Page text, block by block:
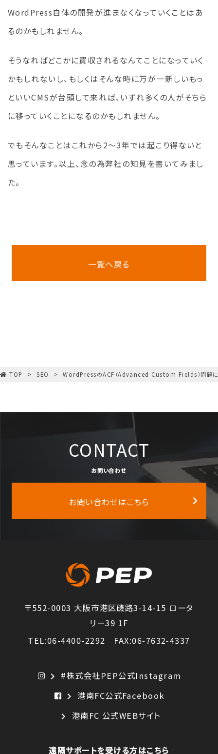
WordPress自体の開発が進まなくなっていくことはあ
るのかもしれません。
そうなればどこかに買収されるなんてことになっていく
かもしれないし、もしくはそんな時に万が一新しいもっ
といいCMSが台頭して来れば、いずれ多くの人がそちら
に移っていくことになるのかもしれません。
でもそんなことはこれから2～3年では起こり得ないと
思っています。以上、念の為弊社の知見を書いてみまし
た。
一覧へ戻る
TOP SEO WordPressのACF（Advanced Custom Fields）問題
CONTACT
お問い合わせ
お問い合わせはこちら
〒552-0003 大阪市港区磯路3-14-15 ロータ
リー39 1F
TEL:06-4400-2292 FAX:06-7632-4337
chevron_right #株式会社PEP公式Instagram
chevron_right 港南FC公式Facebook
chevron_right 港南FC 公式WEBサイト
遠隔サポートを受ける方はこちら